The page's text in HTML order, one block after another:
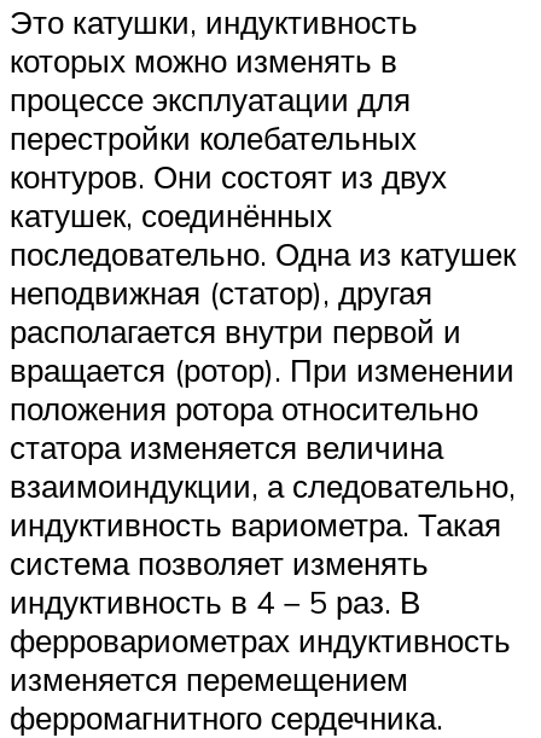
Это катушки, индуктивность
которых можно изменять в
процессе эксплуатации для
перестройки колебательных
контуров. Они состоят из двух
катушек, соединённых
последовательно. Одна из катушек
неподвижная (статор), другая
располагается внутри первой и
вращается (ротор). При изменении
положения ротора относительно
статора изменяется величина
взаимоиндукции, а следовательно,
индуктивность вариометра. Такая
система позволяет изменять
индуктивность в 4 − 5 раз. В
ферровариометрах индуктивность
изменяется перемещением
ферромагнитного сердечника.